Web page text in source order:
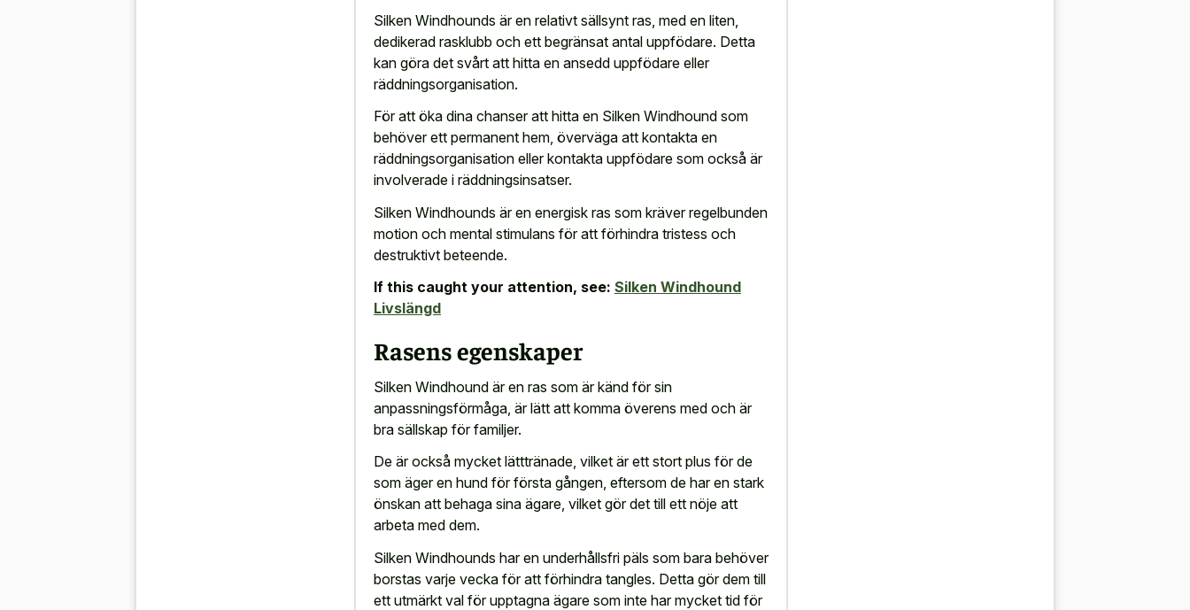
Silken Windhounds är en relativt sällsynt ras, med en liten,
dedikerad rasklubb och ett begränsat antal uppfödare. Detta
kan göra det svårt att hitta en ansedd uppfödare eller
räddningsorganisation.
För att öka dina chanser att hitta en Silken Windhound som
behöver ett permanent hem, överväga att kontakta en
räddningsorganisation eller kontakta uppfödare som också är
involverade i räddningsinsatser.
Silken Windhounds är en energisk ras som kräver regelbunden
motion och mental stimulans för att förhindra tristess och
destruktivt beteende.
If this caught your attention, see: Silken Windhound
Livslängd
Rasens egenskaper
Silken Windhound är en ras som är känd för sin
anpassningsförmåga, är lätt att komma överens med och är
bra sällskap för familjer.
De är också mycket lätttränade, vilket är ett stort plus för de
som äger en hund för första gången, eftersom de har en stark
önskan att behaga sina ägare, vilket gör det till ett nöje att
arbeta med dem.
Silken Windhounds har en underhållsfri päls som bara behöver
borstas varje vecka för att förhindra tangles. Detta gör dem till
ett utmärkt val för upptagna ägare som inte har mycket tid för